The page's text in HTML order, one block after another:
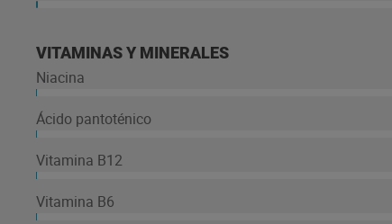
VITAMINAS Y MINERALES
Niacina
Ácido pantoténico
Vitamina B12
Vitamina B6